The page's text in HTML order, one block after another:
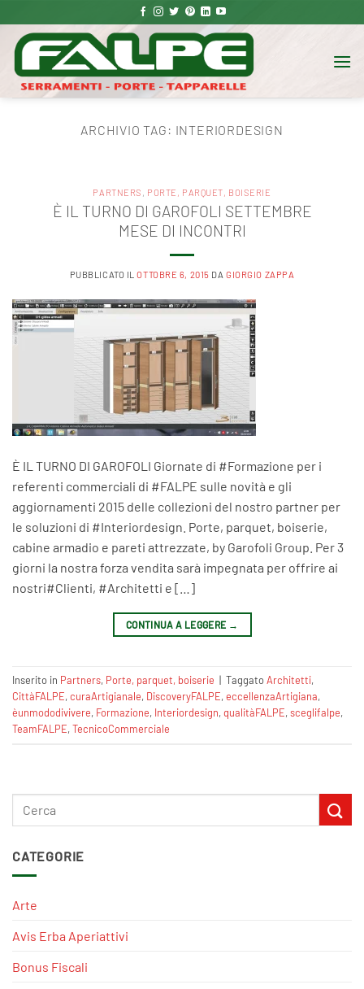
ai
contenuti
ARCHIVIO TAG: INTERIORDESIGN‬
CATEGORIE
Arte
Avis Erba Aperiattivi
Bonus Fiscali
PARTNERS , PORTE, PARQUET, BOISERIE
È IL TURNO DI GAROFOLI SETTEMBRE
MESE DI INCONTRI
PUBBLICATO ILOTTOBRE 6, 2015 DAGIORGIO ZAPPA
È IL TURNO DI GAROFOLI Giornate di ‪#‎Formazione‬ per i
referenti commerciali di ‪#‎FALPE‬ sulle novità e gli
aggiornamenti 2015 delle collezioni del nostro partner per
le soluzioni di ‪#‎Interiordesign‬. Porte, parquet, boiserie,
cabine armadio e pareti attrezzate, by Garofoli Group. Per 3
giorni la nostra forza vendita sarà impegnata per offrire ai
nostri‪#‎Clienti‬, ‪#‎Architetti‬ e […]
CONTINUA A LEGGERE →
Inserito in Partners, Porte, parquet, boiserie | Taggato‎Architetti‬,
CittàFALPE,curaArtigianale‬‪, DiscoveryFALPE,eccellenzaArtigiana‬,
èunmododivivere‬, Formazione‬, Interiordesign‬,qualitàFALPE,sceglifalpe,
TeamFALPE‬,TecnicoCommerciale